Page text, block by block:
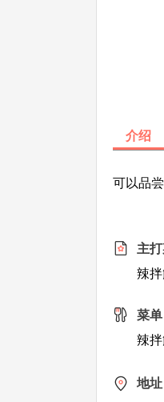
介绍
可以品
主
辣
菜单
辣
地址